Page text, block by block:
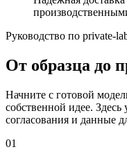
Руководство по private-
От образца до
Начните с готовой
собственной идее.
согласования и данные
01